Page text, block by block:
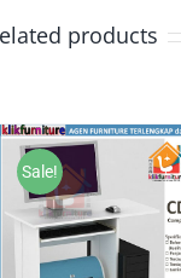
products
Sale!